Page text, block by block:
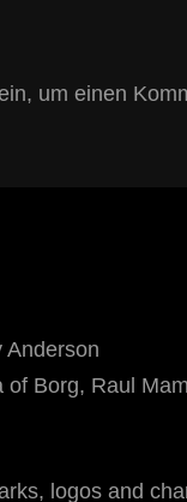
um einen
Anderson
Borg, Raul
logos and